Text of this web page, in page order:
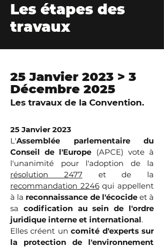
Les étapes des
travaux
25 Janvier 2023 > 3
Décembre 2025
Les travaux de la Convention.
25 Janvier 2023
L'Assemblée parlementaire du
Conseil de l'Europe (APCE) vote à
l'unanimité pour l'adoption de la
résolution 2477 et de la
recommandation 2246qui appellent
à la reconnaissance de l'écocideet à
sa codification au sein de l'ordre
juridique interne et international.
Elles créent uncomité d'experts sur
la protection de l'environnement